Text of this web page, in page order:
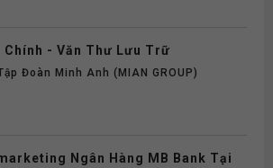
Chính - Văn Thư Lưu Trữ
Đoàn Minh Anh (MIAN GROUP)
Ngân Hàng MB Bank Tại